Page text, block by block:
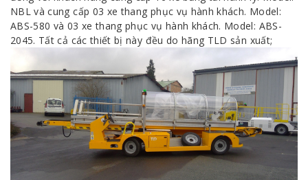
NBL và cung cấp 03 xe thang phục vụ hành khách. Model:
ABS-580 và 03 xe thang phục vụ hành khách. Model: ABS-
2045. Tất cả các thiết bị này đều do hãng TLD sản xuất;